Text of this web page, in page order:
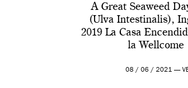
A Great Seaweed
(Ulva Intestinalis),
2019 La Casa
la Wellcome
08 / 06 / 2021 —